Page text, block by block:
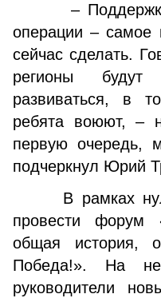
– Поддержка
операции –
сейчас сделать.
регионы будут
развиваться, в
ребята воюют, –
первую очередь,
подчеркнул Юрий
В рамках
провести форум
общая история,
Победа!». На
руководители